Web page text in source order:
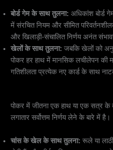
बोर्ड गेम के साथ तुलना:अधिकांश बोर्ड
में संरचित नियम और सीमित
और खिलाड़ी-संचालित निर्णय अनंत
खेलों के साथ तुलना:जबकि खेलों को
पोकर हर हाथ में मानसिक लचीलेपन की
गतिशीलता प्रत्येक नए कार्ड के साथ
पोकर में जीतना एक हाथ या एक सत्र के
लगातार सर्वोत्तम निर्णय लेने के बारे में है।
चांस के खेल के साथ तुलना:रूले या